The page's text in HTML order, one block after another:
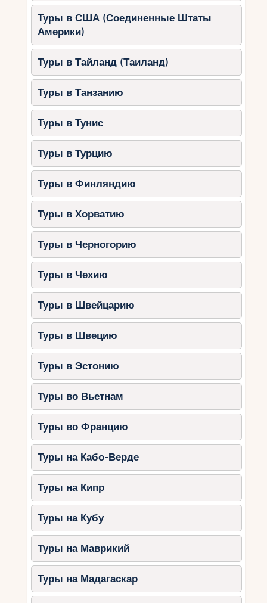
Туры в США (Соединенные Штаты
Америки)
Туры в Тайланд (Таиланд)
Туры в Танзанию
Туры в Тунис
Туры в Турцию
Туры в Финляндию
Туры в Хорватию
Туры в Черногорию
Туры в Чехию
Туры в Швейцарию
Туры в Швецию
Туры в Эстонию
Туры во Вьетнам
Туры во Францию
Туры на Кабо-Верде
Туры на Кипр
Туры на Кубу
Туры на Маврикий
Туры на Мадагаскар